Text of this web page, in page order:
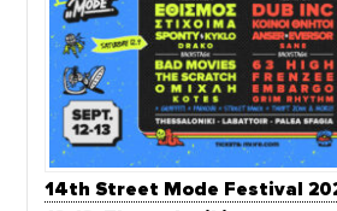
14th Street Mode Festival